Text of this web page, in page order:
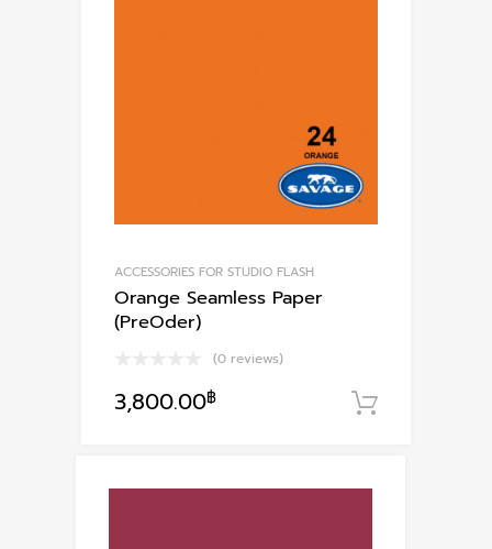
ACCESSORIES FOR STUDIO FLASH
Orange Seamless Paper
(PreOder)
(0 reviews)
3,800.00฿